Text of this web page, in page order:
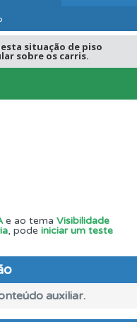
situação de piso
sobre os carris.
e ao tema Visibilidade
, pode iniciar um teste
auxiliar.